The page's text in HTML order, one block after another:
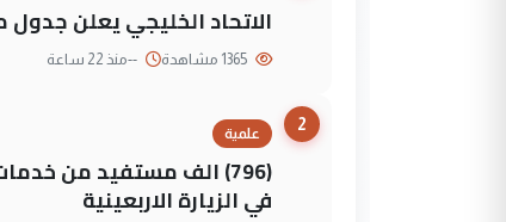
الاتحاد الخليجي يعلن جدول مباريات "خليجي
--منذ 22 ساعة
2
علمية
(796) الف مستفيد من
في الزيارة الاربعينية